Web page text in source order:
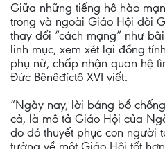
Giữa những tiếng hô hào
trong và ngoài Giáo Hội đòi
thay đổi “cách mạng” như
linh mục, xem xét lại đồng
phụ nữ, chấp nhận quan hệ
Đức Bênêđíctô XVI viết:
“Ngày nay, lời báng bổ
cả, là mô tả Giáo Hội của
do đó thuyết phục con người
tưởng về một Giáo Hội tốt